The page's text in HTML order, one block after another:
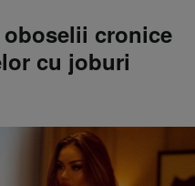
oboselii cronice
cu joburi